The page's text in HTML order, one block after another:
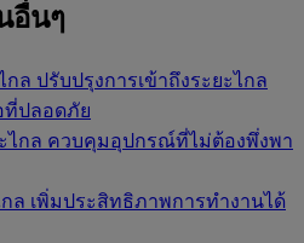
อื่นๆ
กล ปรับปรุงการเข้าถึงระยะไกล
ที่ปลอดภัย
ไกล ควบคุมอุปกรณ์ที่ไม่ต้องพึ่งพา
ล เพิ่มประสิทธิภาพการทำงานได้